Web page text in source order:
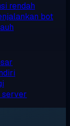
rendah
bot
server